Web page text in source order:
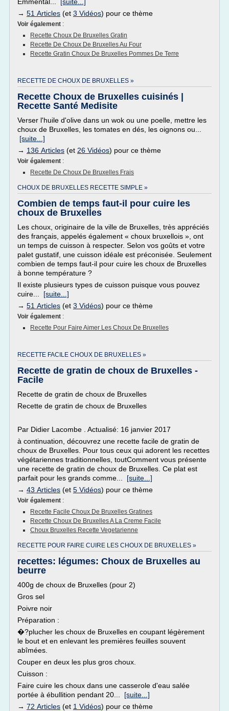
→ 51 Articles (et 3 Vidéos) pour ce thème
Voir également :
Recette Choux De Bruxelles Gratin
Recette De Choux De Bruxelles Au Four
Recette Gratin Choux De Bruxelles Pommes De Terre
RECETTE DE CHOUX DE BRUXELLES »
Recette Choux de Bruxelles cuisinés |
Recette Santé Medisite
Verser l'huile d'olive dans un wok ou une poelle, mettre les
choux de Bruxelles, les tomates en dés, les oignons ou...
[suite...]
→ 136 Articles (et 26 Vidéos) pour ce thème
Voir également :
Recette De Choux De Bruxelles Frais
CHOUX DE BRUXELLES RECETTE SIMPLE »
Combien de temps faut-il pour cuire les
choux de Bruxelles
Les choux, originaire de la ville de Bruxelles, très appréciés
des français, appelés également « choux bruxellois », ont
un temps de cuisson à respecter. Selon vos goûts et votre
palet gustatif, une cuisson idéale est préconisée. Seulement
combien de temps faut-il pour cuire les choux de Bruxelles
à bonne température ?
Il existe plusieurs types de cuisson puisque vous pouvez
cuire... [suite...]
→ 51 Articles (et 3 Vidéos) pour ce thème
Voir également :
Recette Pour Faire Aimer Les Choux De Bruxelles
RECETTE FACILE CHOUX DE BRUXELLES »
Recette de gratin de choux de Bruxelles -
Facile
Recette de gratin de choux de Bruxelles
Recette de gratin de choux de Bruxelles
Par Didier Lacombe . Actualisé: 16 janvier 2017
à continuation, découvrez une recette facile de gratin de
choux de Bruxelles. Pour tous ceux qui adorent les recettes
végétariennes traditionnelles, toutComment vous présente
une recette de gratin de choux de Bruxelles. Ce plat est
parfait pour les grands comme... [suite...]
→ 43 Articles (et 5 Vidéos) pour ce thème
Voir également :
Recette Facile Choux De Bruxelles Gratines
Recette Choux De Bruxelles A La Creme Facile
Choux Bruxelles Recette Vegetarienne
RECETTE POUR FAIRE CUIRE LES CHOUX DE BRUXELLES »
recettes: légumes: Choux de Bruxelles au
beurre
400g de choux de Bruxelles (pour 2)
Gros sel
Poivre noir
Préparation :
�?plucher les choux de Bruxelles en coupant légèrement
le bout et en enlevant les premières feuilles souvent
abîmées.
Couper en deux les plus gros choux.
Cuisson :
Faire cuire les choux dans une casserole d'eau salée
portée à ébullition pendant 20... [suite...]
→ 72 Articles (et 1 Vidéos) pour ce thème